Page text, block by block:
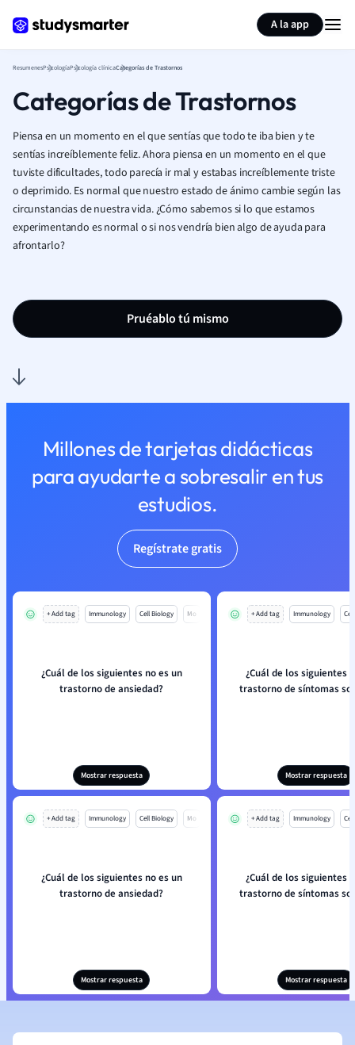
A la app
ResumenesPsicologíaPsicología clínicaCategorías de Trastornos
Categorías de Trastornos
Piensa en un momento en el que sentías que todo te iba bien y te
sentías increíblemente feliz. Ahora piensa en un momento en el que
tuviste dificultades, todo parecía ir mal y estabas increíblemente triste
o deprimido. Es normal que nuestro estado de ánimo cambie según las
circunstancias de nuestra vida. ¿Cómo sabemos si lo que estamos
experimentando es normal o si nos vendría bien algo de ayuda para
afrontarlo?
Pruéablo tú mismo
Millones de tarjetas didácticas
para ayudarte a sobresalir en tus
estudios.
Regístrate gratis
+ Add tag Immunology Cell Biology Mo
¿Cuál de los siguientes no es un
trastorno de ansiedad?
Mostrar respuesta
+ Add tag Immunology
¿Cuál de los siguientes
trastorno de síntomas
Mostrar respuesta
+ Add tag Immunology Cell Biology Mo
¿Cuál de los siguientes no es un
trastorno de ansiedad?
Mostrar respuesta
+ Add tag Immunology
¿Cuál de los siguientes
trastorno de síntomas
Mostrar respuesta
Resumir página